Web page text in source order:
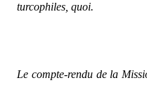
turcophiles, quoi.
Le compte-rendu de la